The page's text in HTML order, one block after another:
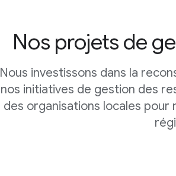
Nos projets de
Nous investissons dans la
nos initiatives de gestion des
des organisations locales pour